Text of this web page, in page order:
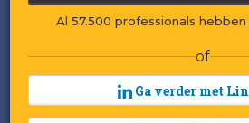
Al 57.500 professionals
of
Ga verder met